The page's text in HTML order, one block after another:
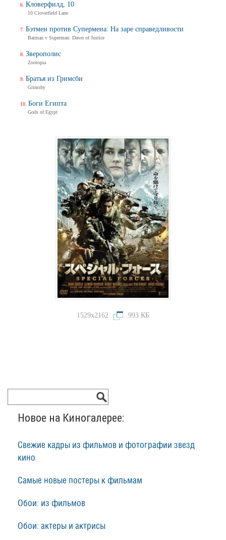
1529x2162 993 КБ
Новое на Киногалерее:
Свежие кадры из фильмов и фотографии звезд
кино
Самые новые постеры к фильмам
Обои: из фильмов
Обои: актеры и актрисы
Кловерфилд, 10
10 Cloverfield Lane
Бэтмен против Супермена: На заре справедливости
Batman v Superman: Dawn of Justice
Зверополис
Zootopia
Братья из Гримсби
Grimsby
Боги Египта
Gods of Egypt